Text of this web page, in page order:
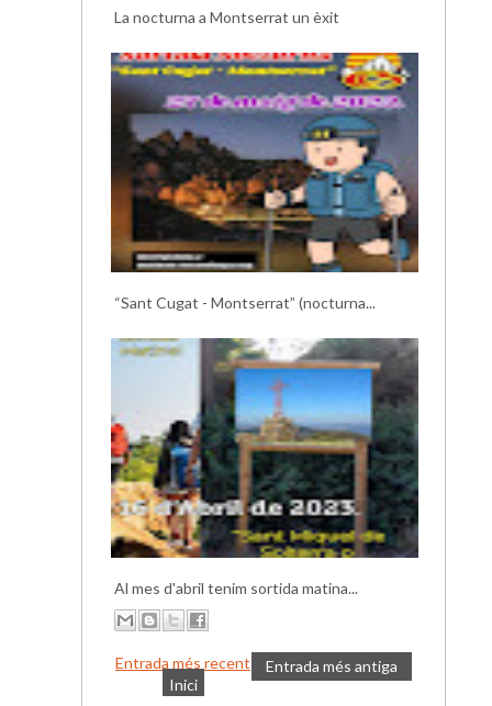
La nocturna a Montserrat un èxit
“Sant Cugat - Montserrat” (nocturna...
Al mes d'abril tenim sortida matina...
Entrada més recent
Entrada més antiga
Inici